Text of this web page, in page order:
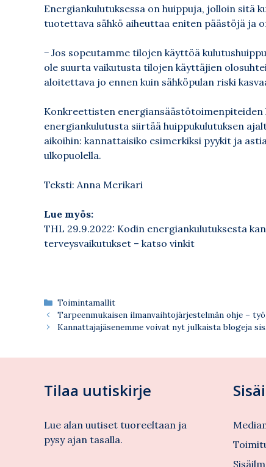
Energiankulutuksessa on huippuja, jolloin sitä
tuotettava sähkö aiheuttaa eniten päästöjä ja
− Jos sopeutamme tilojen käyttöä
ole suurta vaikutusta tilojen käyttäjien
aloitettava jo ennen kuin sähköpulan riski
Konkreettisten energiansäästötoimenpiteiden
energiankulutusta siirtää huippukulutuksen
aikoihin: kannattaisiko esimerkiksi pyykit ja
ulkopuolella.
Teksti: Anna Merikari
Lue myös:
THL 29.9.2022: Kodin energiankulutuksesta
terveysvaikutukset – katso vinkit
Kategoriat
Toimintamallit
Tarpeenmukaisen ilmanvaihtojärjestelmän ohje –
Kannattajajäsenemme voivat nyt julkaista blogeja
Tilaa uutiskirje
Lue alan uutiset tuoreeltaan ja
pysy ajan tasalla.